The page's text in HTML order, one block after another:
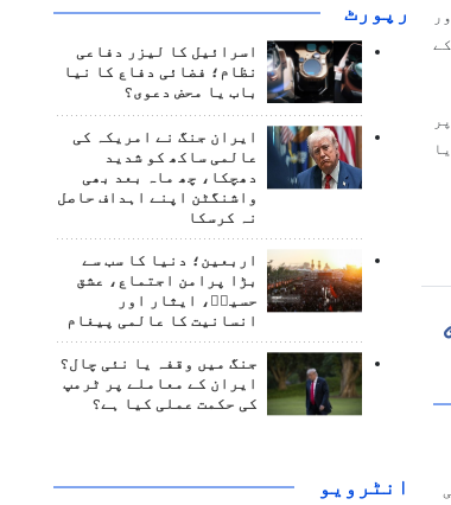
رپورٹ
اسرائیل کا لیزر دفاعی
نظام؛ فضائی دفاع کا نیا
باب یا محض دعوی؟
ایران جنگ نے امریکہ کی
عالمی ساکھ کو شدید
دھچکا، چھ ماہ بعد بھی
واشنگٹن اپنے اہداف حاصل
نہ کرسکا
اربعین؛ دنیا کا سب سے
بڑا پرامن اجتماع، عشق
حسینؑ، ایثار اور
انسانیت کا عالمی پیغام
جنگ میں وقفہ یا نئی چال؟
ایران کے معاملے پر ٹرمپ
کی حکمت عملی کیا ہے؟
انٹرويو